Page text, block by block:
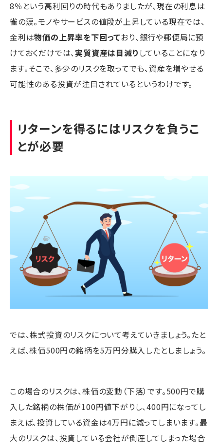
8％という高利回りの時代もありましたが、現在の利息は
雀の涙。モノやサービスの値段が上昇している現在では、
金利は物価の上昇率を下回っており、銀行や郵便局に預
けておくだけでは、実質資産は目減り していることになり
ます。そこで、多少のリスクを取ってでも、資産を増やせる
可能性のある投資が注目されているというわけです。
リターンを得るにはリスクを負うこ
とが必要
では、株式投資のリスクについて考えていきましょう。たと
えば、株価500円の銘柄を5万円分購入したとしましょう。
この場合のリスクは、株価の変動（下落）です。500円で購
入した銘柄の株価が100円値下がりし、400円になってし
まえば、投資している資金は4万円に減ってしまいます。最
大のリスクは、投資している会社が倒産してしまった場合